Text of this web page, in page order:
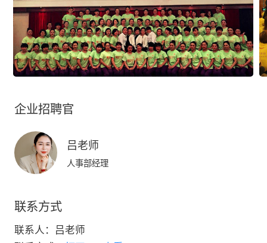
企业招聘官
吕老师
人事部经理
联系方式
联系人：
吕老师